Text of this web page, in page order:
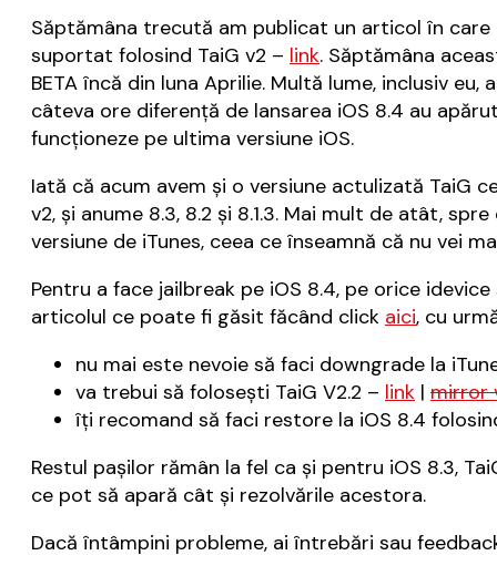
Săptămâna trecută am publicat un articol în care
suportat folosind TaiG v2 – link. Săptămâna
BETA încă din luna Aprilie. Multă lume, inclusiv
câteva ore diferență de lansarea iOS 8.4 au
funcționeze pe ultima versiune iOS.
Iată că acum avem și o versiune actulizată TaiG
v2, și anume 8.3, 8.2 și 8.1.3. Mai mult de atât,
versiune de iTunes, ceea ce înseamnă că nu vei
Pentru a face jailbreak pe iOS 8.4, pe orice
articolul ce poate fi găsit făcând click aici, cu
nu mai este nevoie să faci downgrade la
va trebui să folosești TaiG V2.2 – link | mirror
îți recomand să faci restore la iOS 8.4
Restul pașilor rămân la fel ca și pentru iOS 8.3,
ce pot să apară cât și rezolvările acestora.
Dacă întâmpini probleme, ai întrebări sau